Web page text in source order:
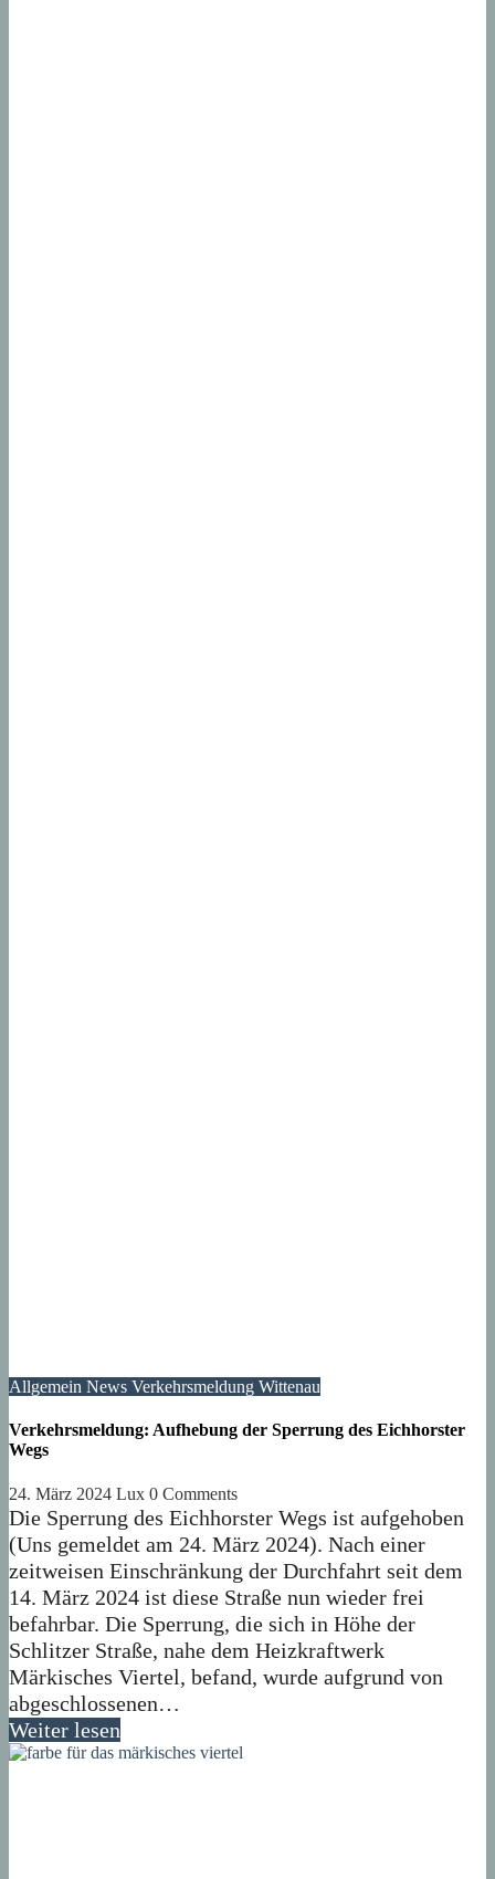
Allgemein News Verkehrsmeldung Wittenau
Verkehrsmeldung: Aufhebung der Sperrung des Eichhorster
Wegs
24. März 2024 Lux 0 Comments
Die Sperrung des Eichhorster Wegs ist aufgehoben
(Uns gemeldet am 24. März 2024). Nach einer
zeitweisen Einschränkung der Durchfahrt seit dem
14. März 2024 ist diese Straße nun wieder frei
befahrbar. Die Sperrung, die sich in Höhe der
Schlitzer Straße, nahe dem Heizkraftwerk
Märkisches Viertel, befand, wurde aufgrund von
abgeschlossenen…
Weiter lesen